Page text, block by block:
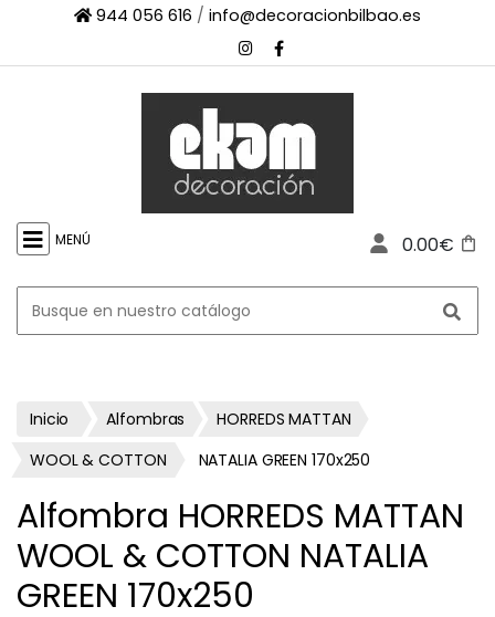
944 056 616 / info@decoracionbilbao.es
MENÚ 0.00€
INICIO
SHOWROOM
ESPACIO
PROYECTOS
Inicio Alfombras
HORREDS MATTAN
WOOL & COTTON
NATALIA GREEN 170x250
Alfombra HORREDS MATTAN
WOOL & COTTON NATALIA
GREEN 170x250